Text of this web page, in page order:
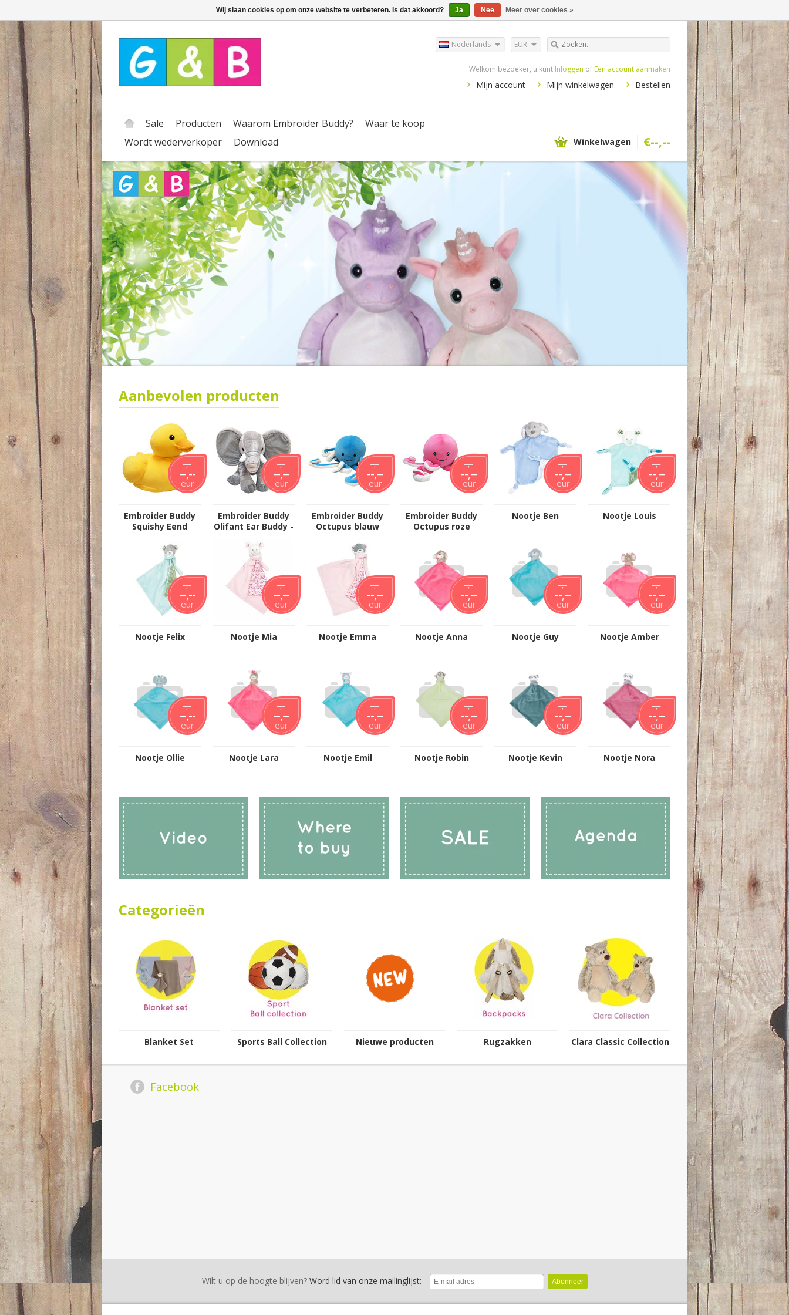
EUR
Nederlands
Welkom bezoeker, u kunt Inloggen of Een account aanmaken
Mijn account Mijn winkelwagen Bestellen
Sale Producten Waarom Embroider Buddy?
Waar te koop
Wordt wederverkoper
Download Winkelwagen €--,--
Aanbevolen producten
--,--
--,--
eur
Embroider Buddy
Squishy Eend
--,--
--,--
eur
Embroider Buddy
Olifant Ear Buddy -
--,--
--,--
eur
Embroider Buddy
Octupus blauw
--,--
--,--
eur
Embroider Buddy
Octupus roze
--,--
--,--
eur
Nootje Ben
--,--
--,--
eur
Nootje Louis
--,--
--,--
eur
Nootje Felix
--,--
--,--
eur
Nootje Mia
--,--
--,--
eur
Nootje Emma
--,--
--,--
eur
Nootje Anna
--,--
--,--
eur
Nootje Guy
--,--
--,--
eur
Nootje Amber
--,--
--,--
eur
Nootje Ollie
--,--
--,--
eur
Nootje Lara
--,--
--,--
eur
Nootje Emil
--,--
--,--
eur
Nootje Robin
--,--
--,--
eur
Nootje Kevin
--,--
--,--
eur
Nootje Nora
Categorieën
Blanket Set Sports Ball Collection Nieuwe producten Rugzakken Clara Classic Collection
Facebook
Wilt u op de hoogte blijven?Word lid van onze mailinglijst: Abonneer
Wij slaan cookies op om onze website te verbeteren. Is dat akkoord? Ja Nee Meer over cookies »